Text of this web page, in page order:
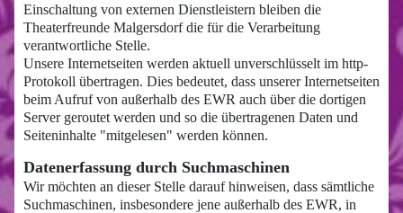
Einschaltung von externen Dienstleistern bleiben die
Theaterfreunde Malgersdorf die für die Verarbeitung
verantwortliche Stelle.
Unsere Internetseiten werden aktuell unverschlüsselt im http-
Protokoll übertragen. Dies bedeutet, dass unserer Internetseiten
beim Aufruf von außerhalb des EWR auch über die dortigen
Server geroutet werden und so die übertragenen Daten und
Seiteninhalte "mitgelesen" werden können.
Datenerfassung durch Suchmaschinen
Wir möchten an dieser Stelle darauf hinweisen, dass sämtliche
Suchmaschinen, insbesondere jene außerhalb des EWR, in